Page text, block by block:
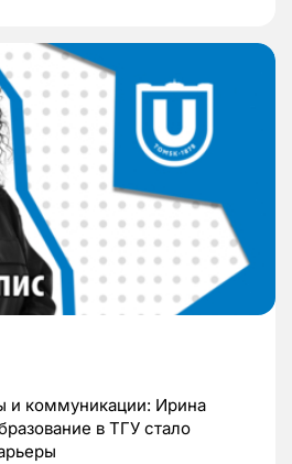
и коммуникации: Ирина
в ТГУ стало